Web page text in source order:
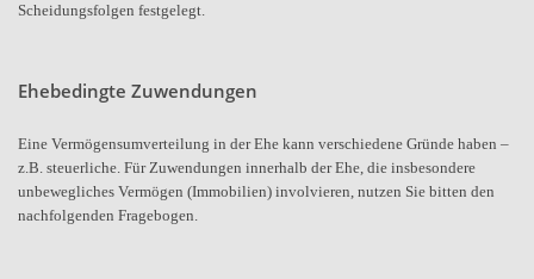
Scheidungsfolgen festgelegt.
Ehebedingte Zuwendungen
Eine Vermögensumverteilung in der Ehe kann verschiedene Gründe haben –
z.B. steuerliche. Für Zuwendungen innerhalb der Ehe, die insbesondere
unbewegliches Vermögen (Immobilien) involvieren, nutzen Sie bitten den
nachfolgenden Fragebogen.